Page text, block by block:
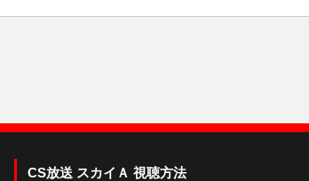
CS放送 スカイＡ 視聴方法